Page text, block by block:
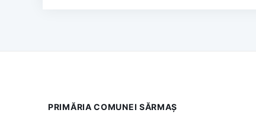
PRIMĂRIA COMUNEI SĂRMAȘ